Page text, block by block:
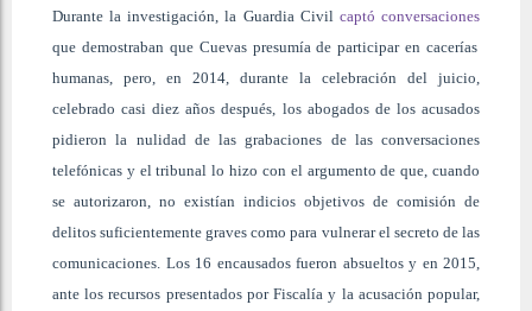
Durante la investigación, la Guardia Civil captó conversaciones
que demostraban que Cuevas presumía de participar en cacerías
humanas, pero, en 2014, durante la celebración del juicio,
celebrado casi diez años después, los abogados de los acusados
pidieron la nulidad de las grabaciones de las conversaciones
telefónicas y el tribunal lo hizo con el argumento de que, cuando
se autorizaron, no existían indicios objetivos de comisión de
delitos suficientemente graves como para vulnerar el secreto de las
comunicaciones. Los 16 encausados fueron absueltos y en 2015,
ante los recursos presentados por Fiscalía y la acusación popular,